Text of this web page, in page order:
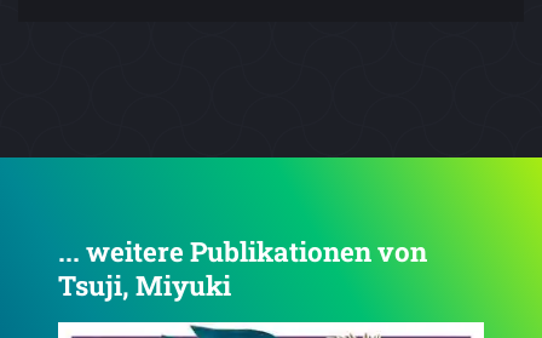
... weitere Publikationen von
Tsuji, Miyuki